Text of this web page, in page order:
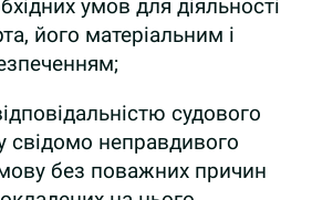
умов для діяльності
його матеріальним і
судового
свідомо неправдивого
без поважних причин